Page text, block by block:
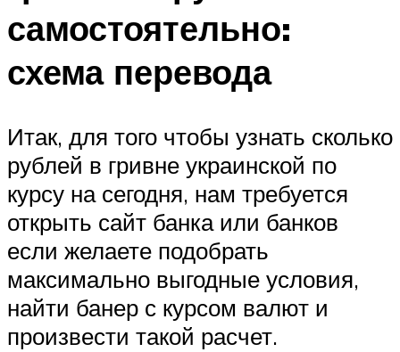
самостоятельно:
схема перевода
Итак, для того чтобы узнать сколько
рублей в гривне украинской по
курсу на сегодня, нам требуется
открыть сайт банка или банков
если желаете подобрать
максимально выгодные условия,
найти банер с курсом валют и
произвести такой расчет.